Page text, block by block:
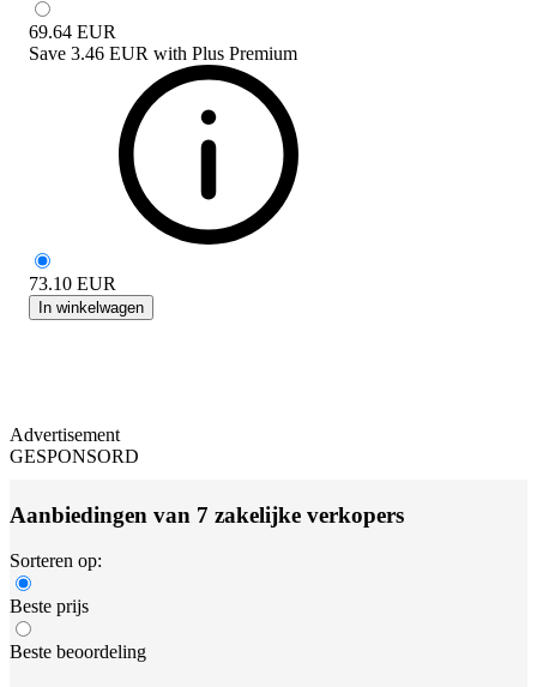
69.64 EUR
Save 3.46 EUR with Plus Premium
73.10 EUR
In winkelwagen
Advertisement
GESPONSORD
Aanbiedingen van 7 zakelijke verkopers
Sorteren op:
Beste prijs
Beste beoordeling